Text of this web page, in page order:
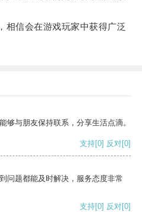
信会在游戏玩家中获得广泛
够与朋友保持联系，分享生活点滴。
支持[0] 反对[0]
问题都能及时解决，服务态度非常
支持[0] 反对[0]